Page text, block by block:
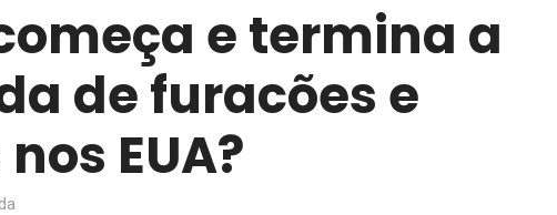
e termina a
de furacões e
EUA?